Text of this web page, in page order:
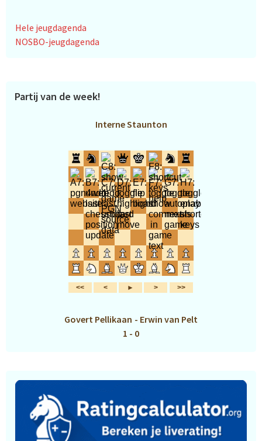
Hele jeugdagenda
NOSBO-jeugdagenda
Partij van de week!
Interne Staunton
Govert Pellikaan - Erwin van Pelt
1 - 0